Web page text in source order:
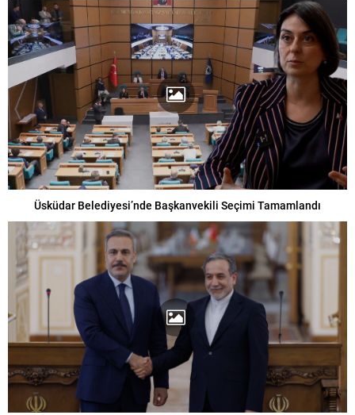
Üsküdar Belediyesi’nde Başkanvekili Seçimi Tamamlandı